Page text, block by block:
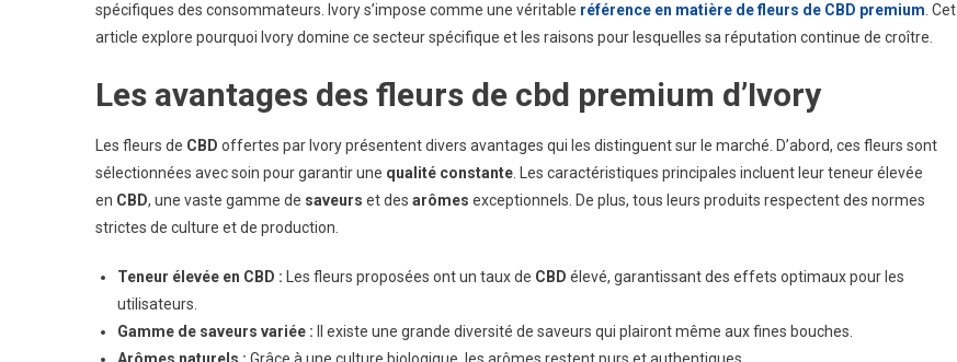
La
Référence
Fleurs
Cbd
Premium
spécifiques des consommateurs. Ivory s’impose comme une véritable référence en matière de fleurs de CBD premium . Cet
article explore pourquoi Ivory domine ce secteur spécifique et les raisons pour lesquelles sa réputation continue de croître.
Les avantages des fleurs de cbd premium d’Ivory
Les fleurs de CBD offertes par Ivory présentent divers avantages qui les distinguent sur le marché. D’abord, ces fleurs sont
sélectionnées avec soin pour garantir une qualité constante . Les caractéristiques principales incluent leur teneur élevée
en CBD, une vaste gamme de saveurs et des arômes exceptionnels. De plus, tous leurs produits respectent des normes
strictes de culture et de production.
Teneur élevée en CBD : Les fleurs proposées ont un taux de CBD élevé, garantissant des effets optimaux pour les
utilisateurs.
Gamme de saveurs variée : Il existe une grande diversité de saveurs qui plairont même aux fines bouches.